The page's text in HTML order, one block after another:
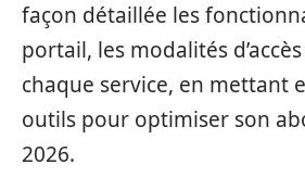
façon détaillée les
portail, les modalités
chaque service, en mettant
outils pour optimiser son
2026.